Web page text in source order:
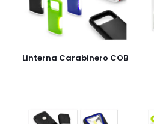
Linterna Carabinero COB